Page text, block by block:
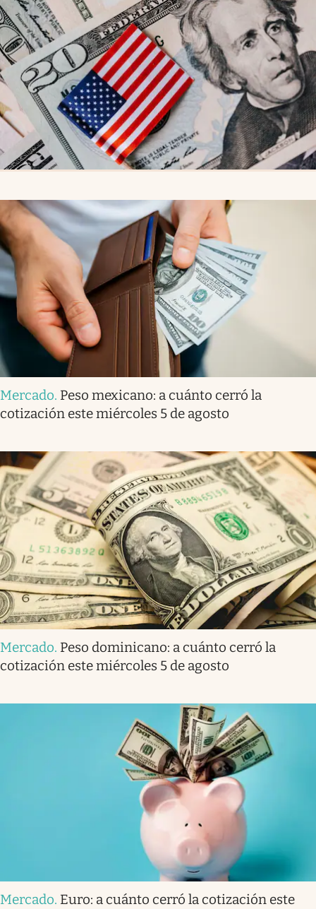
Mercado. Peso mexicano: a cuánto cerró la
cotización este miércoles 5 de agosto
Mercado. Peso dominicano: a cuánto cerró la
cotización este miércoles 5 de agosto
Mercado. Euro: a cuánto cerró la cotización este